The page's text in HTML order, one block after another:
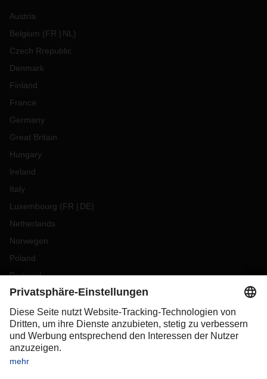
Austria
Belgium (FR NL )
Czech Rrepublic
Denmark
Finland
France
Germany
Great Britain
Hungary
Ireland
Italy
Luxembourg (FR DE)
Netherlands
Norwegen
Poland
Portugal
Romania
Slovakia
Spain
Sweden
Switzerland